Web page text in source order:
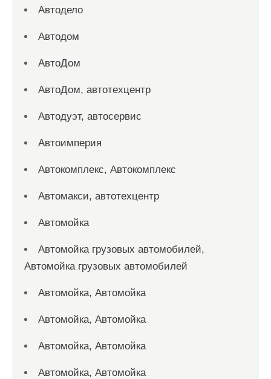
Автодело
Автодом
АвтоДом
АвтоДом, автотехцентр
Автодуэт, автосервис
Автоимперия
Автокомплекс, Автокомплекс
Автомакси, автотехцентр
Автомойка
Автомойка грузовых автомобилей,
Автомойка грузовых автомобилей
Автомойка, Автомойка
Автомойка, Автомойка
Автомойка, Автомойка
Автомойка, Автомойка